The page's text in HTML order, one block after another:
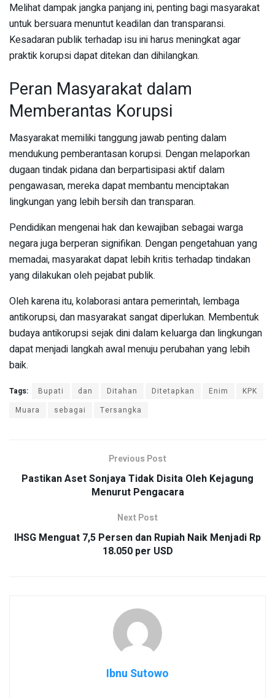
Melihat dampak jangka panjang ini, penting bagi masyarakat
untuk bersuara menuntut keadilan dan transparansi.
Kesadaran publik terhadap isu ini harus meningkat agar
praktik korupsi dapat ditekan dan dihilangkan.
Peran Masyarakat dalam
Memberantas Korupsi
Masyarakat memiliki tanggung jawab penting dalam
mendukung pemberantasan korupsi. Dengan melaporkan
dugaan tindak pidana dan berpartisipasi aktif dalam
pengawasan, mereka dapat membantu menciptakan
lingkungan yang lebih bersih dan transparan.
Pendidikan mengenai hak dan kewajiban sebagai warga
negara juga berperan signifikan. Dengan pengetahuan yang
memadai, masyarakat dapat lebih kritis terhadap tindakan
yang dilakukan oleh pejabat publik.
Oleh karena itu, kolaborasi antara pemerintah, lembaga
antikorupsi, dan masyarakat sangat diperlukan. Membentuk
budaya antikorupsi sejak dini dalam keluarga dan lingkungan
dapat menjadi langkah awal menuju perubahan yang lebih
baik.
Tags: Bupati dan Ditahan Ditetapkan Enim
KPK
Muara
sebagai Tersangka
Previous Post
Pastikan Aset Sonjaya Tidak Disita Oleh Kejagung
Menurut Pengacara
Next Post
IHSG Menguat 7,5 Persen dan Rupiah Naik Menjadi Rp
18.050 per USD
Ibnu Sutowo